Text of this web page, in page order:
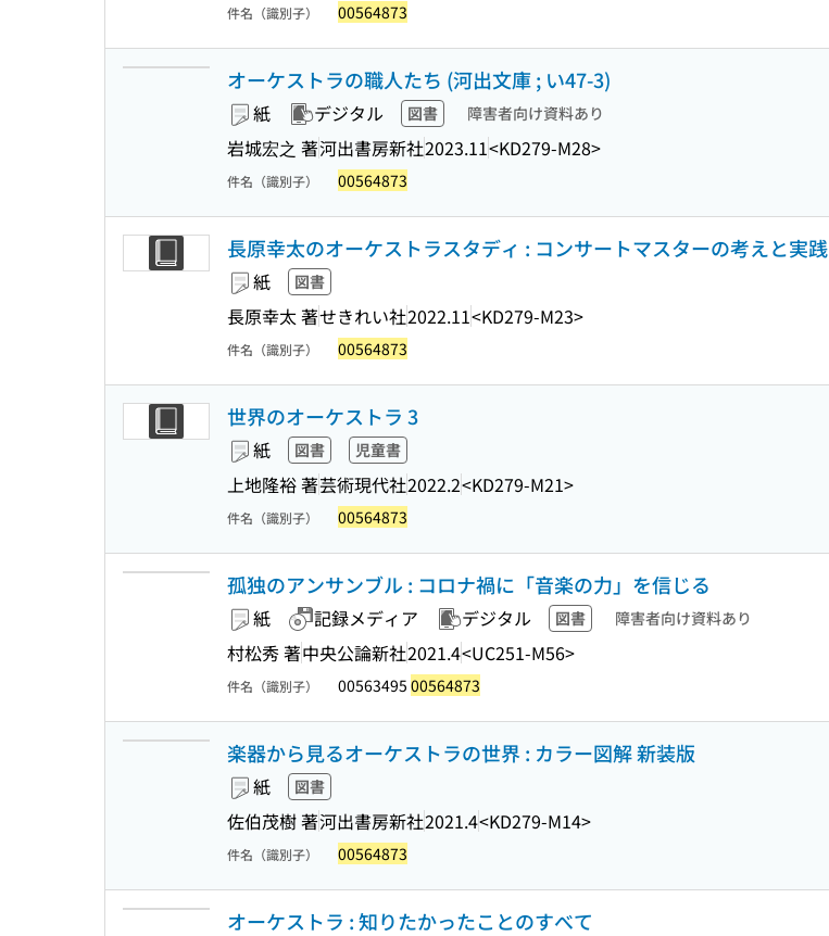
件名（識別子） 00564873
オーケストラの職人たち (河出文庫 ; い47-3)
紙 デジタル 図書 障害者向け資料あり
岩城宏之 著河出書房新社2023.11<KD279-M28>
件名（識別子） 00564873
長原幸太のオーケストラスタディ : コンサートマスターの考えと実践
紙 図書
長原幸太 著せきれい社2022.11<KD279-M23>
件名（識別子） 00564873
世界のオーケストラ 3
紙 図書 児童書
上地隆裕 著芸術現代社2022.2<KD279-M21>
件名（識別子） 00564873
孤独のアンサンブル : コロナ禍に「音楽の力」を信じる
紙 記録メディア デジタル 図書 障害者向け資料あり
村松秀 著中央公論新社2021.4<UC251-M56>
件名（識別子） 00563495 00564873
楽器から見るオーケストラの世界 : カラー図解 新装版
紙 図書
佐伯茂樹 著河出書房新社2021.4<KD279-M14>
件名（識別子） 00564873
オーケストラ : 知りたかったことのすべて